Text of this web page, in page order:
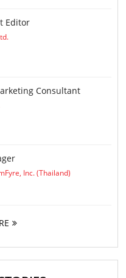
Editor
Consultant
Inc. (Thailand)